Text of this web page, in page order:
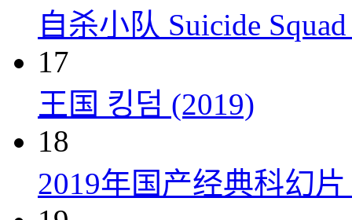
自杀小队 Suicide
17
王国 킹덤 (2019)
18
2019年国产经典科幻